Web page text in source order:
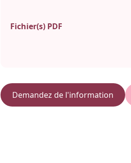
Fichier(s) PDF
Demandez de l'information